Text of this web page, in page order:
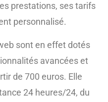
prestations, ses tarifs
personnalisé.
sont en effet dotés
avancées et
de 700 euros. Elle
24 heures/24, du